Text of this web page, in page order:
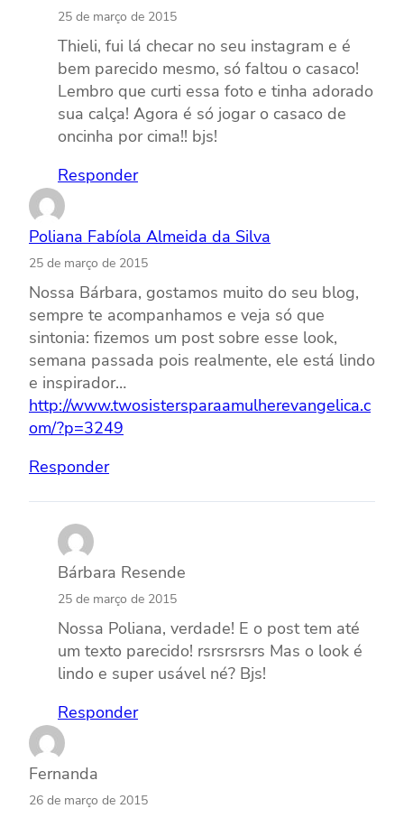
25 de março de 2015
Thieli, fui lá checar no seu instagram e é
bem parecido mesmo, só faltou o casaco!
Lembro que curti essa foto e tinha adorado
sua calça! Agora é só jogar o casaco de
oncinha por cima!! bjs!
Responder
Poliana Fabíola Almeida da Silva
25 de março de 2015
Nossa Bárbara, gostamos muito do seu blog,
sempre te acompanhamos e veja só que
sintonia: fizemos um post sobre esse look,
semana passada pois realmente, ele está lindo
e inspirador…
http://www.twosistersparaamulherevangelica.c
om/?p=3249
Responder
Bárbara Resende
25 de março de 2015
Nossa Poliana, verdade! E o post tem até
um texto parecido! rsrsrsrsrs Mas o look é
lindo e super usável né? Bjs!
Responder
Fernanda
26 de março de 2015